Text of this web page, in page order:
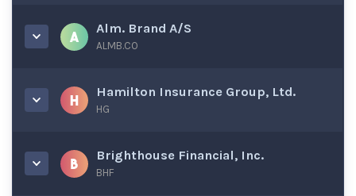
Alm. Brand A/S
ALMB.CO
Hamilton Insurance Group, Ltd.
HG
Brighthouse Financial, Inc.
BHF